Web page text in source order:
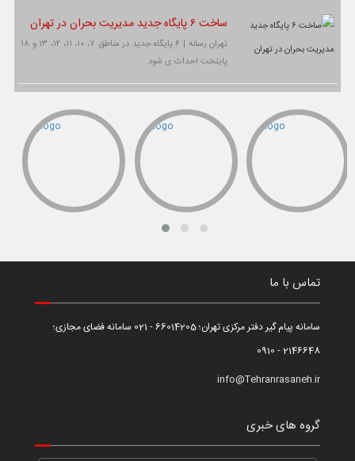
ساخت ۶ پایگاه جدید مدیریت بحران در تهران
تهران رسانه | ۶ پایگاه جدید در مناطق ۷، ۱۰، ۱۱، ۱۲، ۱۳ و ۱۸
پایتخت احداث ی شود.
تماس با ما
سامانه پیام گیر دفتر مرکزی تهران؛ 66014205 - 021 سامانه فضای مجازی؛
2146648 - 0910
info@Tehranrasaneh.ir
گروه های خبری